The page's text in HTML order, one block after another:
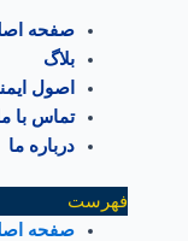
صفحه
بلاگ
اصول
تماس با
درباره ما
فهرست
صفحه